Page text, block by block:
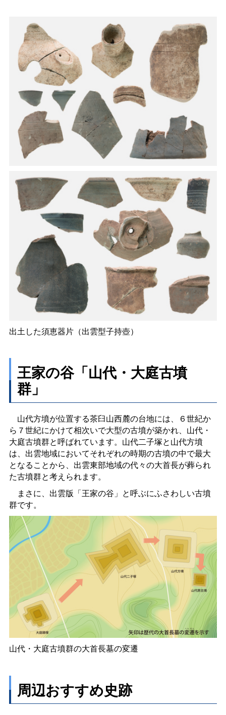
出土した須恵器片（出雲型子持壺）
王家の谷「山代・大庭古墳
群」
山代方墳が位置する茶臼山西麓の台地には、６世紀か
ら７世紀にかけて相次いで大型の古墳が築かれ、山代・
大庭古墳群と呼ばれています。山代二子塚と山代方墳
は、出雲地域においてそれぞれの時期の古墳の中で最大
となることから、出雲東部地域の代々の大首長が葬られ
た古墳群と考えられます。
まさに、出雲版「王家の谷」と呼ぶにふさわしい古墳
群です。
山代・大庭古墳群の大首長墓の変遷
周辺おすすめ史跡